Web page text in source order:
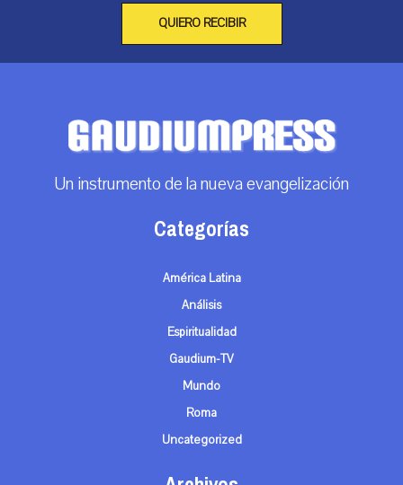
QUIERO RECIBIR
Un instrumento de la nueva evangelización
Categorías
América Latina
Análisis
Espiritualidad
Gaudium-TV
Mundo
Roma
Uncategorized